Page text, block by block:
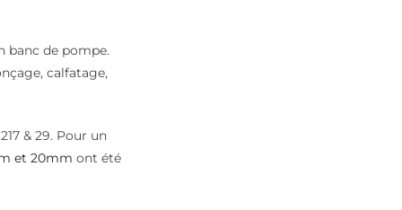
banc de pompe.
calfatage,
& 29. Pour un
et 20mm ont été